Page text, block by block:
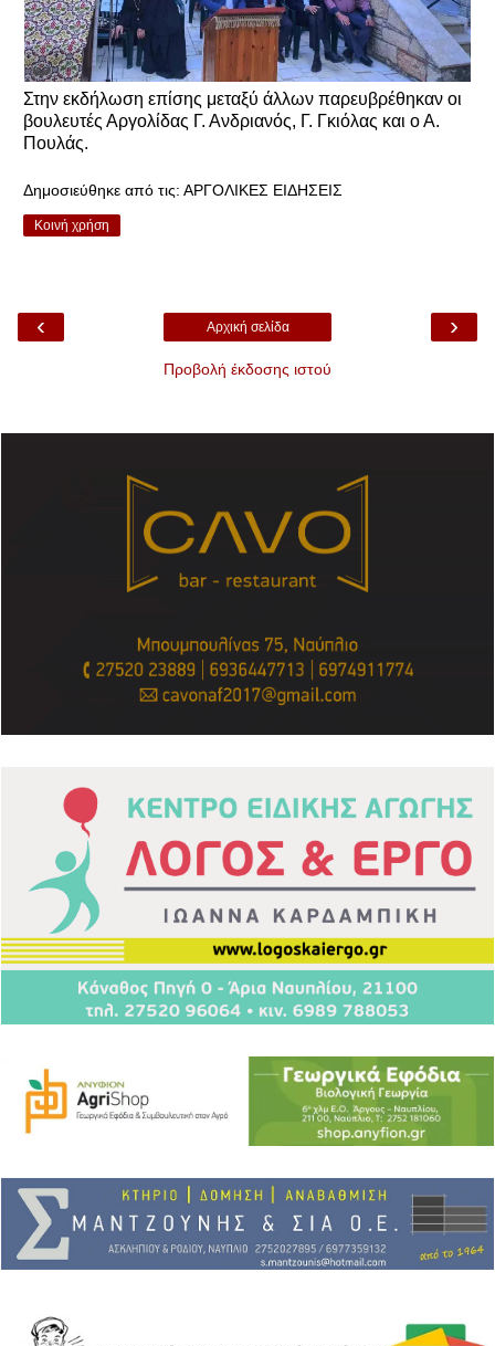
Στην εκδήλωση επίσης μεταξύ άλλων παρευβρέθηκαν οι
βουλευτές Αργολίδας Γ. Ανδριανός, Γ. Γκιόλας και ο Α.
Πουλάς.
Δημοσιεύθηκε από τις: ΑΡΓΟΛΙΚΕΣ ΕΙΔΗΣΕΙΣ
Κοινή χρήση
‹ ›
Αρχική σελίδα
Προβολή έκδοσης ιστού